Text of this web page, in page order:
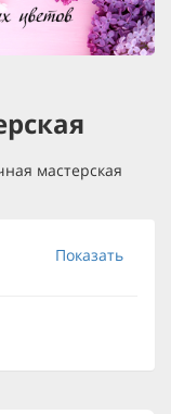
мастерская
Показать